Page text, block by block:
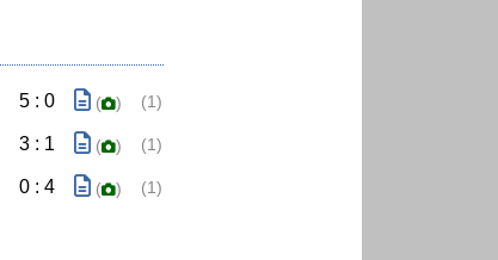
5 : 0 ( ) (1)
3 : 1 ( ) (1)
0 : 4 ( ) (1)